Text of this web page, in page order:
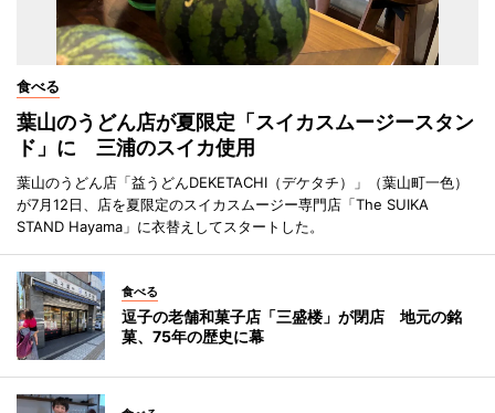
食べる
葉山のうどん店が夏限定「スイカスムージースタン
ド」に 三浦のスイカ使用
葉山のうどん店「益うどんDEKETACHI（デケタチ）」（葉山町一色）
が7月12日、店を夏限定のスイカスムージー専門店「The SUIKA
STAND Hayama」に衣替えしてスタートした。
食べる
逗子の老舗和菓子店「三盛楼」が閉店 地元の銘
菓、75年の歴史に幕